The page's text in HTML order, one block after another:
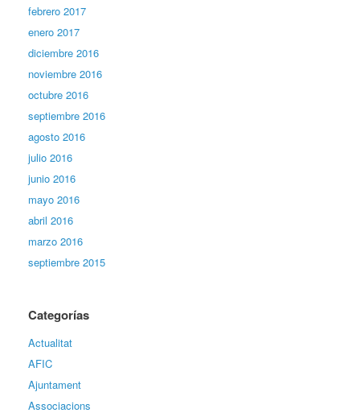
febrero 2017
enero 2017
diciembre 2016
noviembre 2016
octubre 2016
septiembre 2016
agosto 2016
julio 2016
junio 2016
mayo 2016
abril 2016
marzo 2016
septiembre 2015
Categorías
Actualitat
AFIC
Ajuntament
Associacions